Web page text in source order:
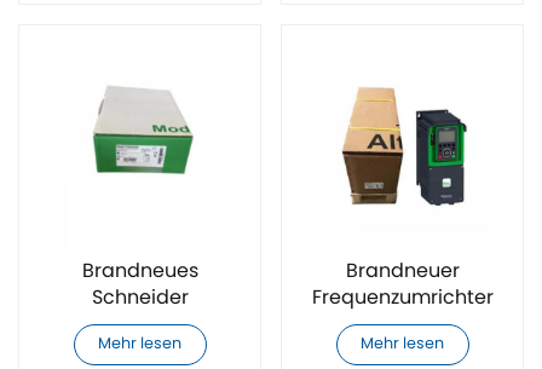
Brandneues
Schneider
BMEP584040 SPS-
Modul
Mehr lesen
Brandneuer
Frequenzumrichter
Schneider
ATV630D30N4
Mehr lesen